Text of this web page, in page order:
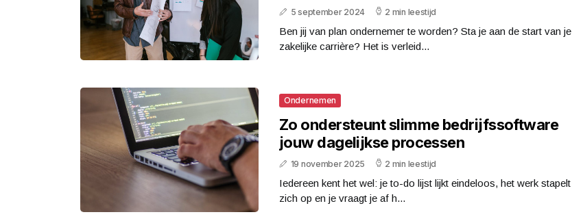
5 september 2024 2 min leestijd
Ben jij van plan ondernemer te worden? Sta je aan de start van je
zakelijke carrière? Het is verleid...
Ondernemen
Zo ondersteunt slimme bedrijfssoftware
jouw dagelijkse processen
19 november 2025 2 min leestijd
Iedereen kent het wel: je to-do lijst lijkt eindeloos, het werk stapelt
zich op en je vraagt je af h...